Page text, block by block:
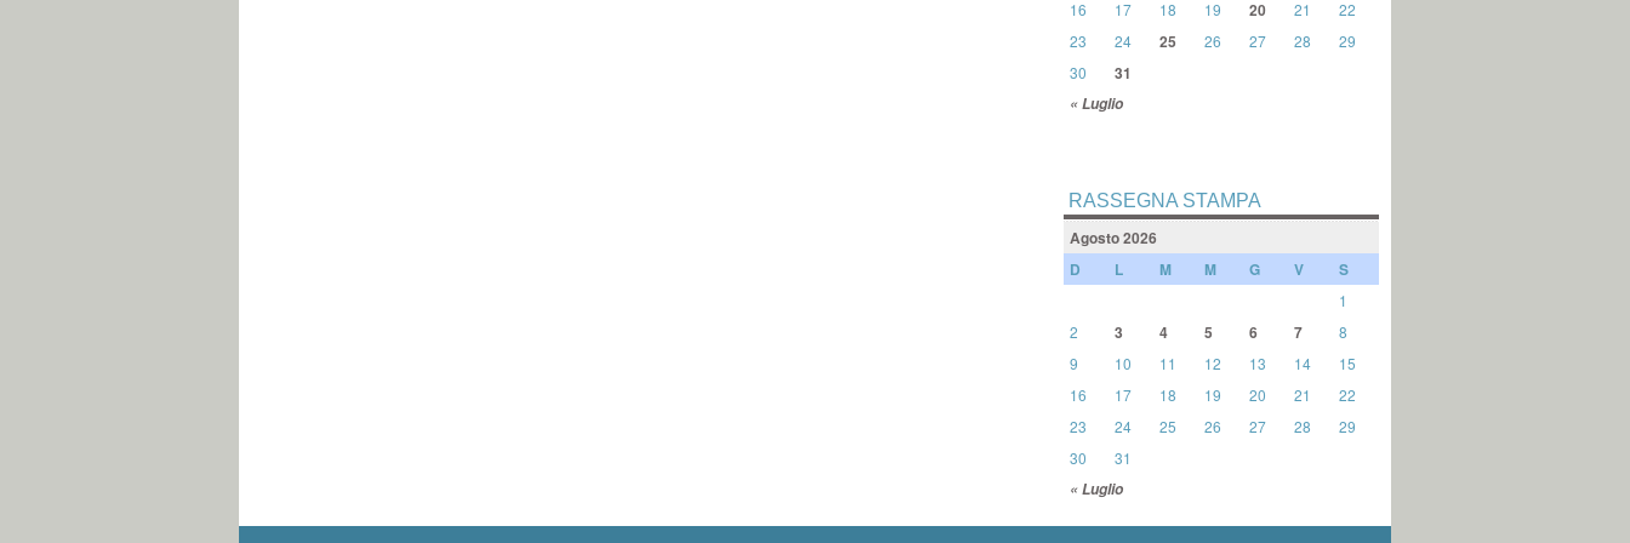
« Luglio
16
17 18 19 20 21
22
23
24 25 26 27 28
29
30
31
RASSEGNA STAMPA
Agosto 2026
D
L M M G V S
« Luglio
1
2
3 4 5 6 7
8
9
10 11 12 13 14
15
16
17 18 19 20 21
22
23
24 25 26 27 28
29
30
31